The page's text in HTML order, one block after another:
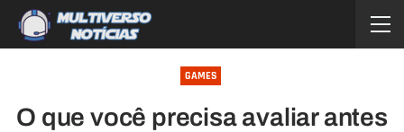
GAMES
O que você precisa avaliar antes